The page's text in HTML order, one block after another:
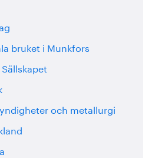
bruket i Munkfors
och metallurgi